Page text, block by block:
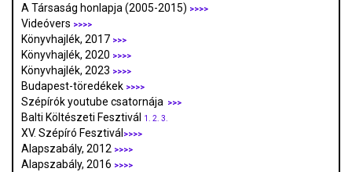
A Társaság honlapja (2005-2015) >>>>
Videóvers >>>>
Könyvhajlék, 2017 >>>
Könyvhajlék, 2020 >>>>
Könyvhajlék, 2023 >>>>
Budapest-töredékek >>>>
Szépírók youtube csatornája >>>
Balti Költészeti Fesztivál 1. 2. 3.
XV. Szépíró Fesztivál >>>>
Alapszabály, 2012 >>>>
Alapszabály, 2016 >>>>